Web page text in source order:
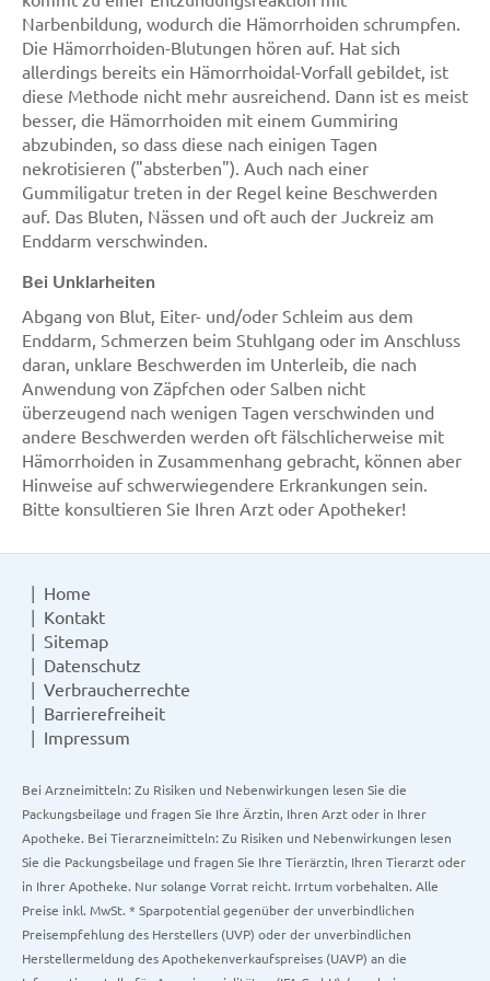
Narbenbildung, wodurch die Hämorrhoiden schrumpfen.
Die Hämorrhoiden-Blutungen hören auf. Hat sich
allerdings bereits ein Hämorrhoidal-Vorfall gebildet, ist
diese Methode nicht mehr ausreichend. Dann ist es meist
besser, die Hämorrhoiden mit einem Gummiring
abzubinden, so dass diese nach einigen Tagen
nekrotisieren ("absterben"). Auch nach einer
Gummiligatur treten in der Regel keine Beschwerden
auf. Das Bluten, Nässen und oft auch der Juckreiz am
Enddarm verschwinden.
Bei Unklarheiten
Abgang von Blut, Eiter- und/oder Schleim aus dem
Enddarm, Schmerzen beim Stuhlgang oder im Anschluss
daran, unklare Beschwerden im Unterleib, die nach
Anwendung von Zäpfchen oder Salben nicht
überzeugend nach wenigen Tagen verschwinden und
andere Beschwerden werden oft fälschlicherweise mit
Hämorrhoiden in Zusammenhang gebracht, können aber
Hinweise auf schwerwiegendere Erkrankungen sein.
Bitte konsultieren Sie Ihren Arzt oder Apotheker!
Home
Kontakt
Sitemap
Datenschutz
Verbraucherrechte
Barrierefreiheit
Impressum
Bei Arzneimitteln: Zu Risiken und Nebenwirkungen lesen Sie die
Packungsbeilage und fragen Sie Ihre Ärztin, Ihren Arzt oder in Ihrer
Apotheke. Bei Tierarzneimitteln: Zu Risiken und Nebenwirkungen lesen
Sie die Packungsbeilage und fragen Sie Ihre Tierärztin, Ihren Tierarzt oder
in Ihrer Apotheke. Nur solange Vorrat reicht. Irrtum vorbehalten. Alle
Preise inkl. MwSt. * Sparpotential gegenüber der unverbindlichen
Preisempfehlung des Herstellers (UVP) oder der unverbindlichen
Herstellermeldung des Apothekenverkaufspreises (UAVP) an die